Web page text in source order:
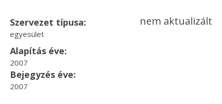
Szervezet típusa:
egyesület
nem aktualizált
Alapítás éve:
2007
Bejegyzés éve:
2007